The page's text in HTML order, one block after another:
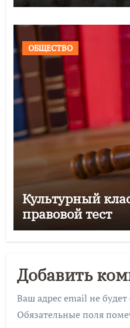
ОБЩЕСТВО
Культурный
правовой тест
Добавить
Ваш адрес email не
Обязательные поля